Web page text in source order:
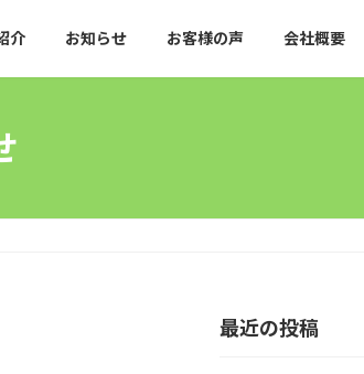
介 お知らせ お客様の声 会社概要
最近の投稿